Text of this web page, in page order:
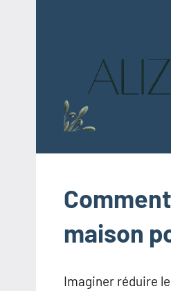
maison
Imaginer réduire